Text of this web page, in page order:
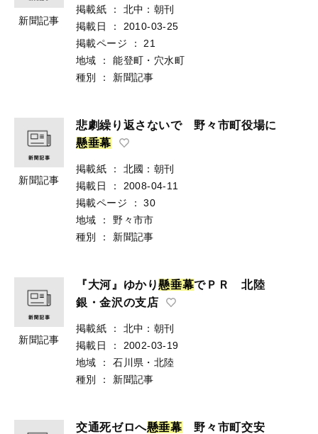
新聞記事
掲載紙 ：
北中：朝刊
掲載日
：
2010-03-25
掲載ページ
：
21
地域
：
能登町・穴水町
種別
： 新聞記事
新聞記事
悲劇繰り返さないで 野々市町役場に
懸垂幕
掲載紙 ：
北國：朝刊
掲載日
：
2008-04-11
掲載ページ
：
30
地域
：
野々市市
種別
： 新聞記事
新聞記事
『大河』ゆかり懸垂幕でＰＲ 北陸
銀・金沢の支店
掲載紙 ：
北中：朝刊
掲載日
：
2002-03-19
地域
：
石川県・北陸
種別
： 新聞記事
交通死ゼロへ懸垂幕 野々市町交安